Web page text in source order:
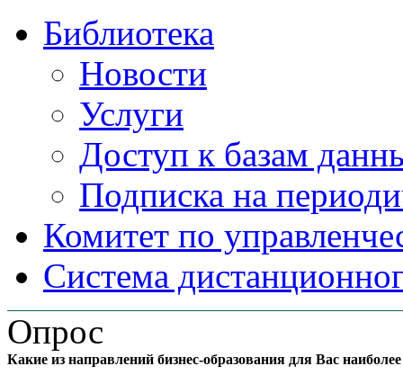
Библиотека
Новости
Услуги
Доступ к базам
Подписка на
Комитет по
Система
Опрос
Какие из направлений бизнес-образования для Вас